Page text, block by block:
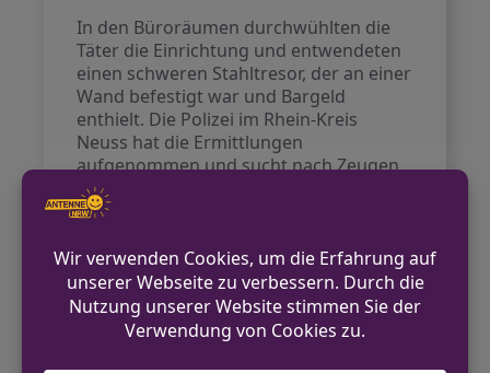
In den Büroräumen durchwühlten die
Täter die Einrichtung und entwendeten
einen schweren Stahltresor, der an einer
Wand befestigt war und Bargeld
enthielt. Die Polizei im Rhein-Kreis
Neuss hat die Ermittlungen
aufgenommen und sucht nach Zeugen,
die Hinweise zu den Tätern oder der
Beute geben können.
VORHERIGER BEITRAG
Polizei fasst mutmaßliche Metalldiebe in
Grevenbroich